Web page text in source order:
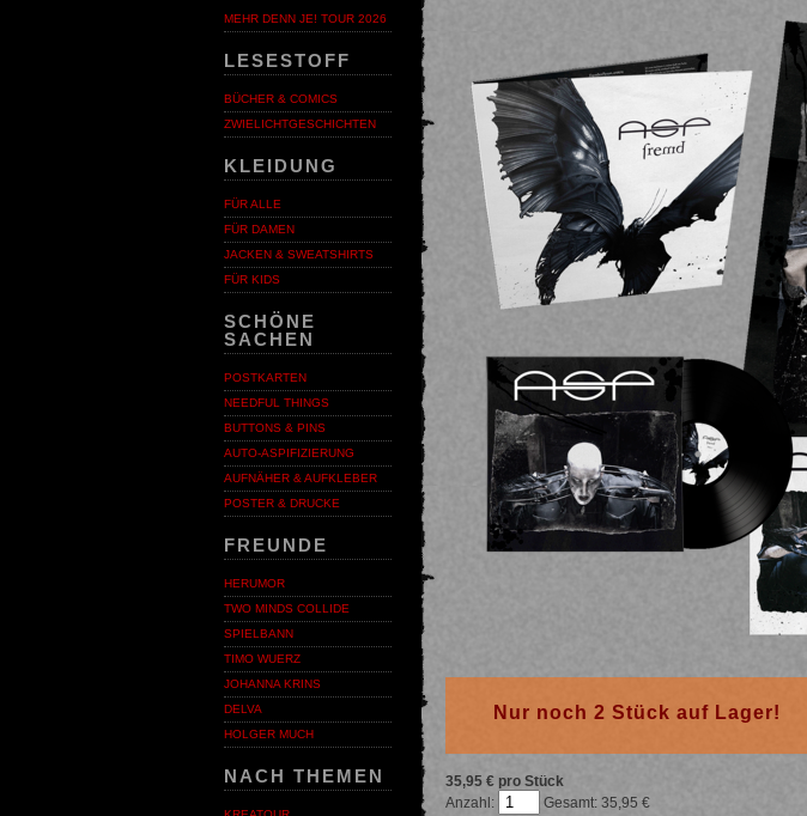
MEHR DENN JE! TOUR 2026
LESESTOFF
BÜCHER & COMICS
ZWIELICHTGESCHICHTEN
KLEIDUNG
FÜR ALLE
FÜR DAMEN
JACKEN & SWEATSHIRTS
FÜR KIDS
SCHÖNE
SACHEN
POSTKARTEN
NEEDFUL THINGS
BUTTONS & PINS
AUTO-ASPIFIZIERUNG
AUFNÄHER & AUFKLEBER
POSTER & DRUCKE
FREUNDE
HERUMOR
TWO MINDS COLLIDE
SPIELBANN
TIMO WUERZ
JOHANNA KRINS
DELVA
HOLGER MUCH
NACH THEMEN
Nur noch 2 Stück auf Lager!
35,95 € pro Stück
Anzahl:
35,95